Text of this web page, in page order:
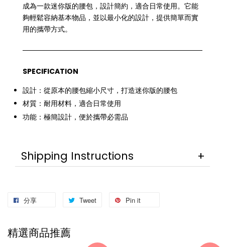
成為一款迷你版的腰包，設計簡約，適合日常使用。它能
夠輕鬆容納基本物品，並以最小化的設計，提供簡單而實
用的攜帶方式。
SPECIFICATION
設計：從原本的腰包縮小尺寸，打造迷你版的腰包
材質：耐用材料，適合日常使用
功能：極簡設計，便於攜帶必需品
Shipping Instructions
分享 Tweet Pin it
精選商品推薦